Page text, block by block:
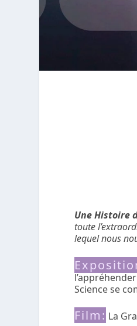
Une Histoire
toute
lequel nous
Science se
Film: La